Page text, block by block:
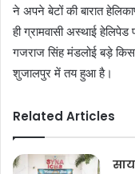
ने अपने बेटों की बारात
ही ग्रामवासी अस्थाई
गजराज सिंह मंडलोई बड़े
शुजालपुर में तय हुआ है।
Related Articles